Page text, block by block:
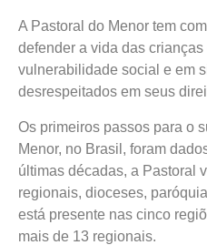
A Pastoral do Menor tem
defender a vida das
vulnerabilidade social e em
desrespeitados em seus
Os primeiros passos para o
Menor, no Brasil, foram
últimas décadas, a Pastoral
regionais, dioceses,
está presente nas cinco
mais de 13 regionais.